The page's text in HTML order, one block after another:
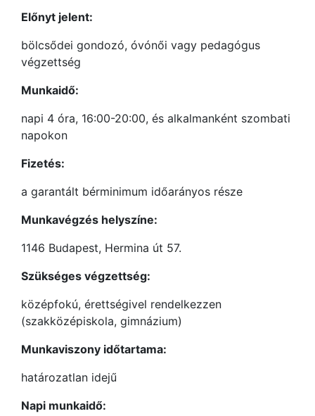
Előnyt jelent:
bölcsődei gondozó, óvónői vagy pedagógus
végzettség
Munkaidő:
napi 4 óra, 16:00-20:00, és alkalmanként szombati
napokon
Fizetés:
a garantált bérminimum időarányos része
Munkavégzés helyszíne:
1146 Budapest, Hermina út 57.
Szükséges végzettség:
középfokú, érettségivel rendelkezzen
(szakközépiskola, gimnázium)
Munkaviszony időtartama:
határozatlan idejű
Napi munkaidő: